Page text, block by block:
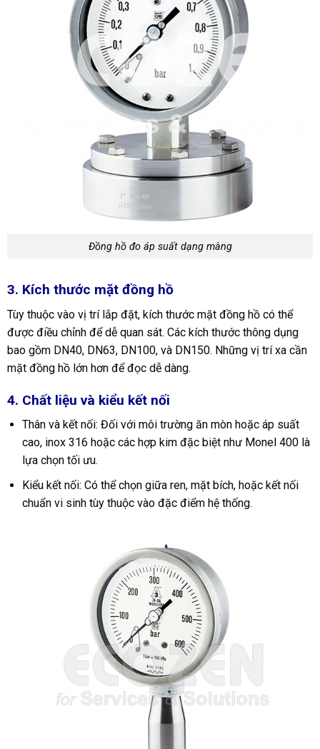
Đồng hồ đo áp suất dạng màng
3. Kích thước mặt đồng hồ
Tùy thuộc vào vị trí lắp đặt, kích thước mặt đồng hồ có thể
được điều chỉnh để dễ quan sát. Các kích thước thông dụng
bao gồm DN40, DN63, DN100, và DN150. Những vị trí xa cần
mặt đồng hồ lớn hơn để đọc dễ dàng.
4. Chất liệu và kiểu kết nối
Thân và kết nối: Đối với môi trường ăn mòn hoặc áp suất
cao, inox 316 hoặc các hợp kim đặc biệt như Monel 400 là
lựa chọn tối ưu.
Kiểu kết nối: Có thể chọn giữa ren, mặt bích, hoặc kết nối
chuẩn vi sinh tùy thuộc vào đặc điểm hệ thống.